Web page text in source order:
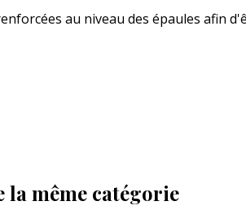
au niveau des épaules afin
la même catégorie